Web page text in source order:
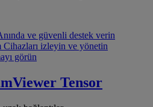
ve güvenli destek verin
Cihazları izleyin ve yönetin
görün
Tensor